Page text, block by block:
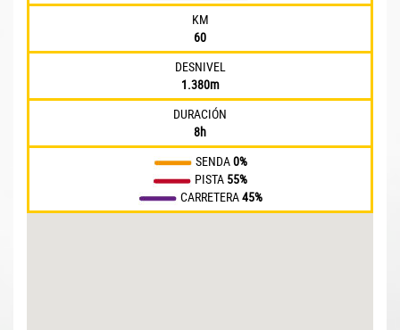
KM
60
DESNIVEL
1.380m
DURACIÓN
8h
SENDA0%
PISTA 55%
CARRETERA45%